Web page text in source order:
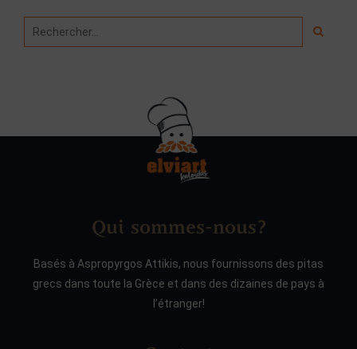
Qui sommes-nous?
Basés à Aspropyrgos Attikis, nous fournissons des pitas
grecs dans toute la Grèce et dans des dizaines de pays à
l’étranger!